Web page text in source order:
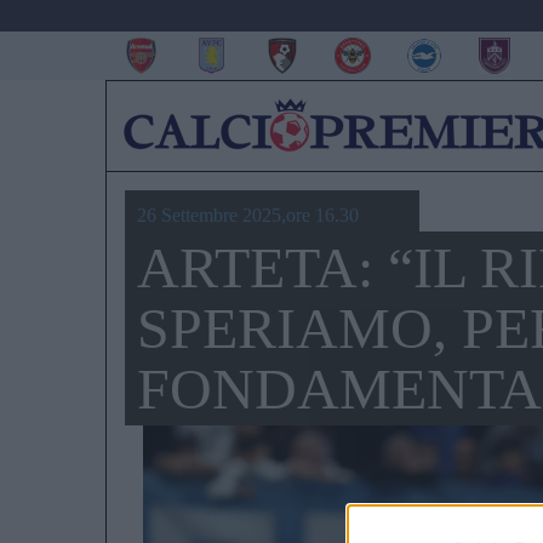
26 Settembre 2025,ore 16.30
ARTETA: “IL
SPERIAMO,